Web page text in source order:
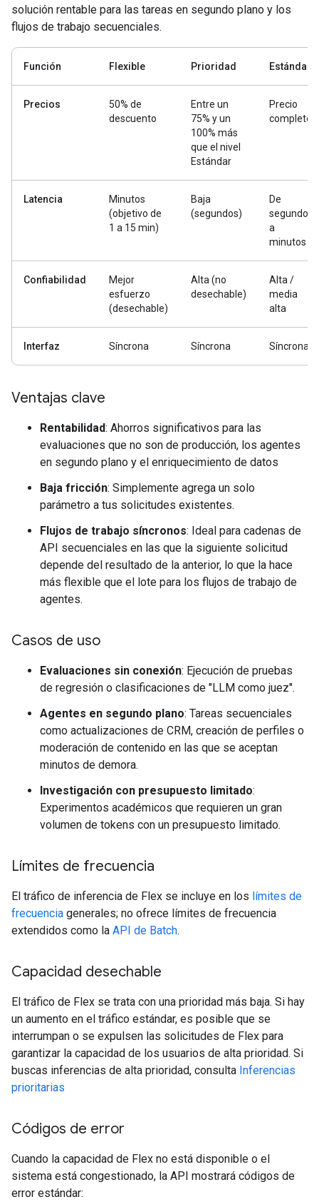
solución rentable para las tareas en segundo plano y los
flujos de trabajo secuenciales.
Función Flexible Prioridad Estándar
Precios
50% de
descuento
Entre un
75% y un
100% más
que el nivel
Estándar
Precio
completo
Latencia
Minutos
(objetivo de
1 a 15 min)
Baja
(segundos)
De
segundos
a
minutos
Confiabilidad
Mejor
esfuerzo
(desechable)
Alta (no
desechable)
Alta /
media
alta
Interfaz Síncrona Síncrona Síncrona
Ventajas clave
Rentabilidad: Ahorros significativos para las
evaluaciones que no son de producción, los agentes
en segundo plano y el enriquecimiento de datos
Baja fricción: Simplemente agrega un solo
parámetro a tus solicitudes existentes.
Flujos de trabajo síncronos: Ideal para cadenas de
API secuenciales en las que la siguiente solicitud
depende del resultado de la anterior, lo que la hace
más flexible que el lote para los flujos de trabajo de
agentes.
Casos de uso
Evaluaciones sin conexión: Ejecución de pruebas
de regresión o clasificaciones de "LLM como juez".
Agentes en segundo plano: Tareas secuenciales
como actualizaciones de CRM, creación de perfiles o
moderación de contenido en las que se aceptan
minutos de demora.
Investigación con presupuesto limitado:
Experimentos académicos que requieren un gran
volumen de tokens con un presupuesto limitado.
Límites de frecuencia
El tráfico de inferencia de Flex se incluye en los límites de
frecuencia generales; no ofrece límites de frecuencia
extendidos como la API de Batch.
Capacidad desechable
El tráfico de Flex se trata con una prioridad más baja. Si hay
un aumento en el tráfico estándar, es posible que se
interrumpan o se expulsen las solicitudes de Flex para
garantizar la capacidad de los usuarios de alta prioridad. Si
buscas inferencias de alta prioridad, consulta Inferencias
prioritarias
Códigos de error
Cuando la capacidad de Flex no está disponible o el
sistema está congestionado, la API mostrará códigos de
error estándar: